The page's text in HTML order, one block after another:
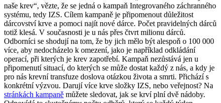
naše krev“, vězte, že se jedná o kampaň Integrovaného záchranného
systému, tedy IZS. Cílem kampaně je připomenout důležitost
dárcovství krve a pomoci najít nové dárce. Počet pravidelných dárců
totiž klesá. V současnosti je u nás přes čtvrt milionu dárců.
Odborníci se shodují na tom, že by jich mělo být alespoň o 100 000
více, aby nedocházelo k omezení, jako je například odkládání
operací, při kterých je krev zapotřebí. Kampaň nezůstává jen u
připomenutí situací, do kterých se může dostat každý z nás, a kdy je
pro nás krevní transfuze doslova otázkou života a smrti. Přichází s
konkrétní výzvou. Darují více krve složky IZS, nebo veřejnost? Na
stránkách kampaně můžete sledovat, jak se krví plní dvě nádoby.